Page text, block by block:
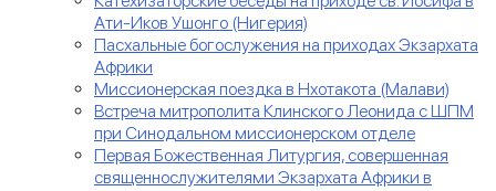
Ати-Иков Ушонго (Нигерия)
Пасхальные богослужения на приходах Экзархата
Африки
Миссионерская поездка в Нхотакота (Малави)
Встреча митрополита Клинского Леонида с ШПМ
при Синодальном миссионерском отделе
Первая Божественная Литургия, совершенная
священнослужителями Экзархата Африки в